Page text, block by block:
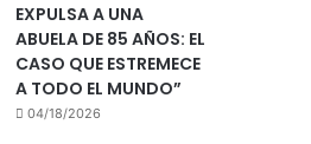
EXPULSA A UNA
ABUELA DE 85 AÑOS: EL
CASO QUE ESTREMECE
A TODO EL MUNDO”
04/18/2026